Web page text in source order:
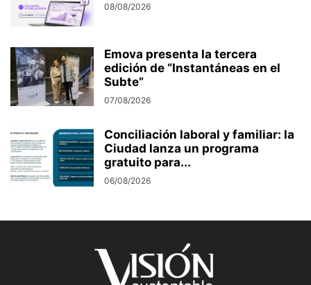
08/08/2026
Emova presenta la tercera
edición de “Instantáneas en el
Subte”
07/08/2026
Conciliación laboral y familiar: la
Ciudad lanza un programa
gratuito para...
06/08/2026